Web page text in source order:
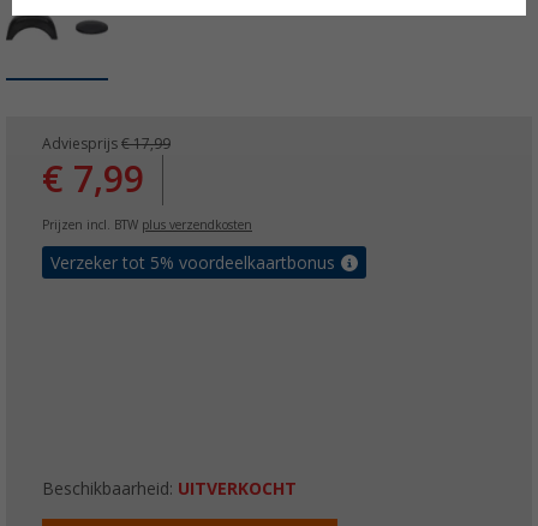
Adviesprijs € 17,99
€ 7,99
Prijzen incl. BTW plus verzendkosten
Verzeker tot 5% voordeelkaartbonus
Beschikbaarheid: UITVERKOCHT